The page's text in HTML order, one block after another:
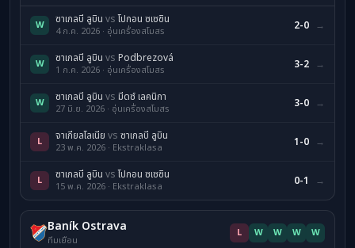
W ซาเกลบี ลูบิน vsโปกอน ซเซซิน
4 ก.ค. 2026 · อุ่นเครื่องสโมสร 2-0 →
W ซาเกลบี ลูบิน vs Podbrezová
1 ก.ค. 2026 · อุ่นเครื่องสโมสร 3-2 →
W ซาเกลบี ลูบิน vs มีดซ์ เลคนิกา
27 มิ.ย. 2026 · อุ่นเครื่องสโมสร 3-0 →
L จาเกียลโลเนีย vs ซาเกลบี ลูบิน
23 พ.ค. 2026 · Ekstraklasa 1-0 →
L ซาเกลบี ลูบิน vsโปกอน ซเซซิน
15 พ.ค. 2026 · Ekstraklasa 0-1 →
Baník Ostrava
ทีมเยือน
L W W W W